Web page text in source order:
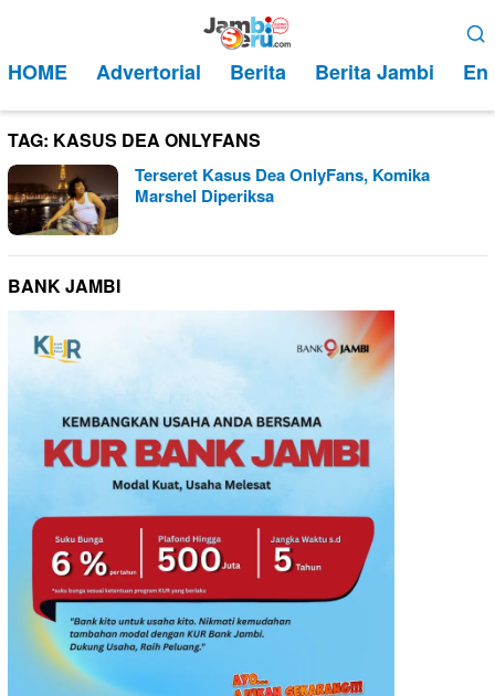
kontenMobile
HOME Advertorial Berita Berita Jambi
TAG: KASUS DEA ONLYFANS
Terseret Kasus Dea OnlyFans, Komika
Marshel Diperiksa
BANK JAMBI